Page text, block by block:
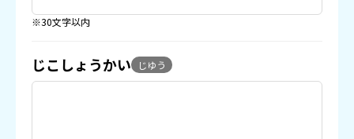
※30文字以内
じこしょうかい じゆう